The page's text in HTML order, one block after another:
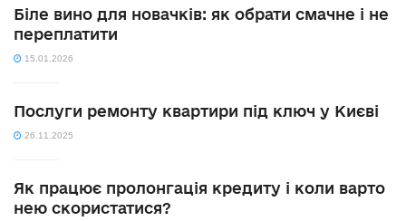
Біле вино для новачків: як обрати смачне і не
переплатити
15.01.2026
Послуги ремонту квартири під ключ у Києві
26.11.2025
Як працює пролонгація кредиту і коли варто
нею скористатися?